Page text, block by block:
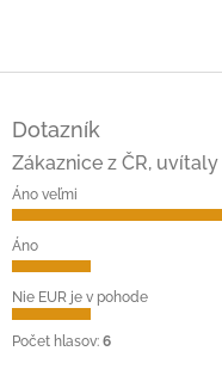
e
Dotazník
Zákaznice z ČR,
Áno veľmi
Áno
Nie EUR je v pohode
Počet hlasov: 6